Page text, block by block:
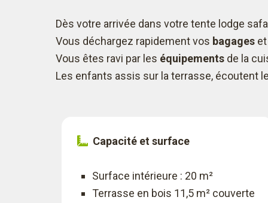
Dès votre arrivée dans votre tente lodge
Vous déchargez rapidement vos bagageset
Vous êtes ravi par les équipementsde la
Les enfants assis sur la terrasse, écoutent
Capacité et surface
Surface intérieure : 20 m²
Terrasse en bois 11,5 m² couverte